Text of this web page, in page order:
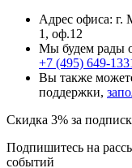
Адрес офиса: г.
1, оф.12
Мы будем рады
+7 (495) 649-
Вы также
поддержки,
Скидка 3% за
Подпишитесь на
событий